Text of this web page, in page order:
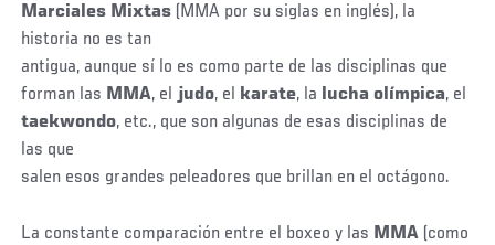
Marciales Mixtas (MMA por su siglas en inglés), la
historia no es tan
antigua, aunque sí lo es como parte de las disciplinas que
forman las MMA, el judo, el karate, la lucha olímpica, el
taekwondo, etc., que son algunas de esas disciplinas de
las que
salen esos grandes peleadores que brillan en el octágono.
La constante comparación entre el boxeo y las MMA (como